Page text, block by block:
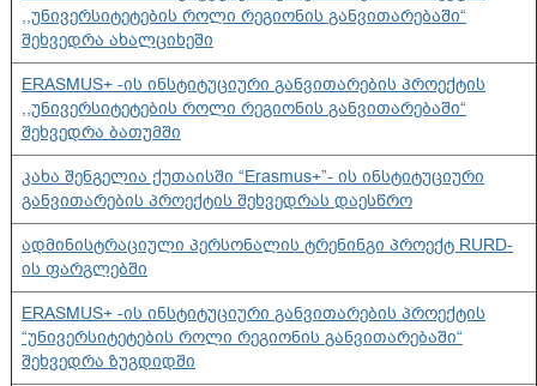
,,უნივერსიტეტების როლი რეგიონის განვითარებაში“
შეხვედრა ახალციხეში
ERASMUS+ -ის ინსტიტუციური განვითარების პროექტის
,,უნივერსიტეტების როლი რეგიონის განვითარებაში“
შეხვედრა ბათუმში
კახა შენგელია ქუთაისში “Erasmus+”- ის ინსტიტუციური
განვითარების პროექტის შეხვედრას დაესწრო
ადმინისტრაციული პერსონალის ტრენინგი პროექტ RURD-
ის ფარგლებში
ERASMUS+ -ის ინსტიტუციური განვითარების პროექტის
“უნივერსიტეტების როლი რეგიონის განვითარებაში“
შეხვედრა ზუგდიდში